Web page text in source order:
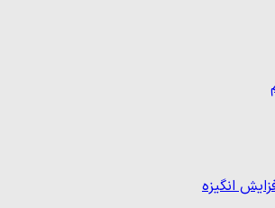
انگیزه